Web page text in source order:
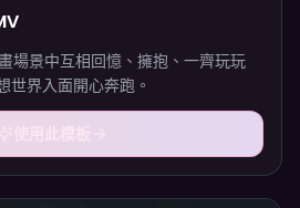
場景中互相回憶、擁抱、一齊玩玩
世界入面開心奔跑。